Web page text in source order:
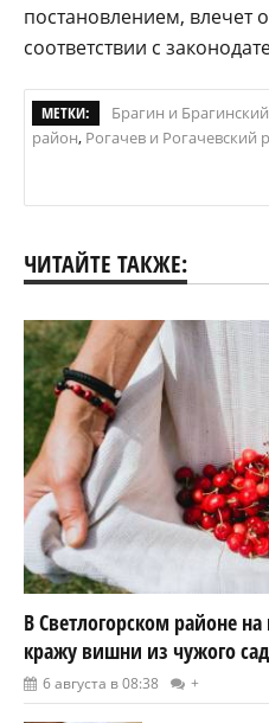
постановлением, влечет
соответствии с
МЕТКИ: Брагин и
район, Рогачев и Рогачевский
ЧИТАЙТЕ ТАКЖЕ:
В Светлогорском районе
кражу вишни из чужого
6 августа в 08:38 +